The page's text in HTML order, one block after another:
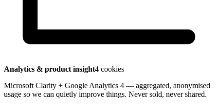
Analytics & product insight4 cookies
Microsoft Clarity + Google Analytics 4 — aggregated, anonymised
usage so we can quietly improve things. Never sold, never shared.